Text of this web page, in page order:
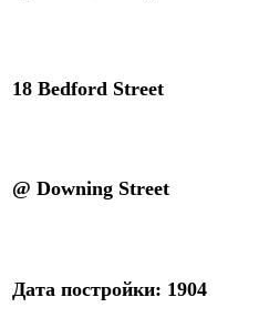
18 Bedford Street
@ Downing Street
Дата постройки: 1904